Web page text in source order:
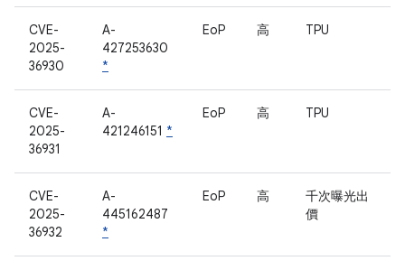
CVE-
2025-
36930
A-
427253630
*
EoP 高 TPU
CVE-
2025-
36931
A-
421246151 *
EoP 高 TPU
CVE-
2025-
36932
A-
445162487
*
EoP 高
千次曝光出
價